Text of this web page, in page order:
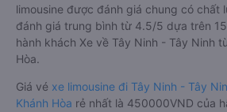
limousine được đánh giá chung có chất
đánh giá trung bình từ 4.5/5 dựa trên
hành khách Xe về Tây Ninh - Tây Ninh
Hòa.
Giá vé xe limousine đi Tây Ninh - Tây
Khánh Hòa rẻ nhất là 450000VND của